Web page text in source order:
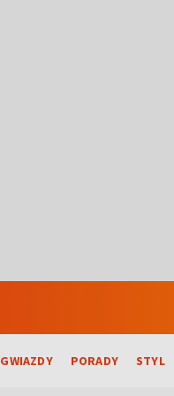
GWIAZDY PORADY STYL